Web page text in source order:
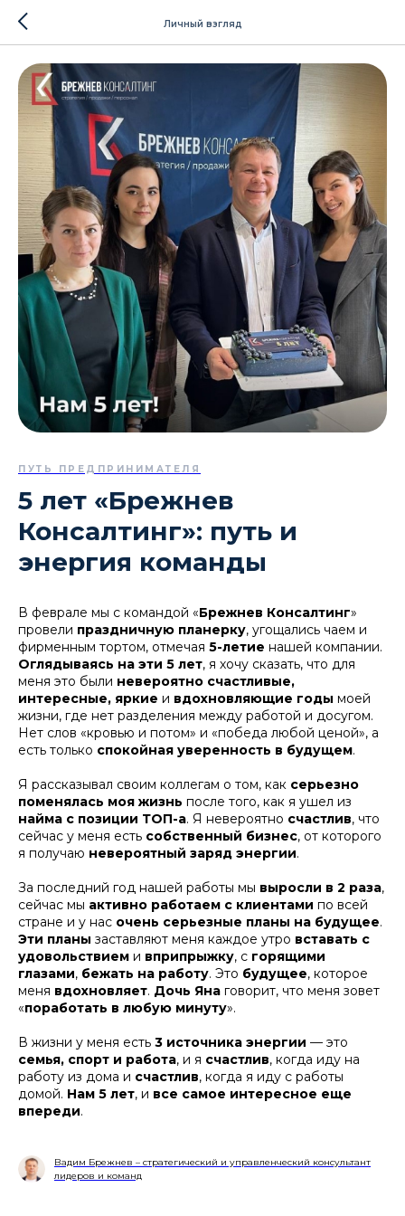
Личный взгляд
ПУТЬ ПРЕДПРИНИМАТЕЛЯ
5 лет «Брежнев
Консалтинг»: путь и
энергия команды
В феврале мы с командой «Брежнев Консалтинг»
провели праздничную планерку, угощались чаем и
фирменным тортом, отмечая 5-летие нашей компании.
Оглядываясь на эти 5 лет, я хочу сказать, что для
меня это были невероятно счастливые,
интересные, яркие и вдохновляющие годы моей
жизни, где нет разделения между работой и досугом.
Нет слов «кровью и потом» и «победа любой ценой», а
есть только спокойная уверенность в будущем.
Я рассказывал своим коллегам о том, как серьезно
поменялась моя жизнь после того, как я ушел из
найма с позиции ТОП-а. Я невероятно счастлив, что
сейчас у меня есть собственный бизнес, от которого
я получаю невероятный заряд энергии.
За последний год нашей работы мы выросли в 2 раза,
сейчас мы активно работаем с клиентами по всей
стране и у нас очень серьезные планы на будущее.
Эти планы заставляют меня каждое утро вставать с
удовольствием и вприпрыжку, с горящими
глазами, бежать на работу. Это будущее, которое
меня вдохновляет. Дочь Яна говорит, что меня зовет
«поработать в любую минуту».
В жизни у меня есть 3 источника энергии — это
семья, спорт и работа, и я счастлив, когда иду на
работу из дома и счастлив, когда я иду с работы
домой. Нам 5 лет, и все самое интересное еще
впереди.
Вадим Брежнев – стратегический и управленческий консультант
лидеров и команд